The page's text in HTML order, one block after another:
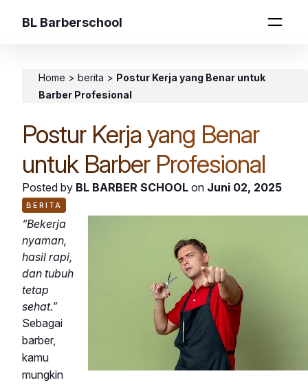
BL Barberschool
Home > berita > Postur Kerja yang Benar untuk
Barber Profesional
Postur Kerja yang Benar
untuk Barber Profesional
Posted by BL BARBER SCHOOL on Juni 02, 2025
BERITA
“Bekerja
nyaman,
hasil rapi,
dan tubuh
tetap
sehat.”
Sebagai
barber,
kamu
mungkin